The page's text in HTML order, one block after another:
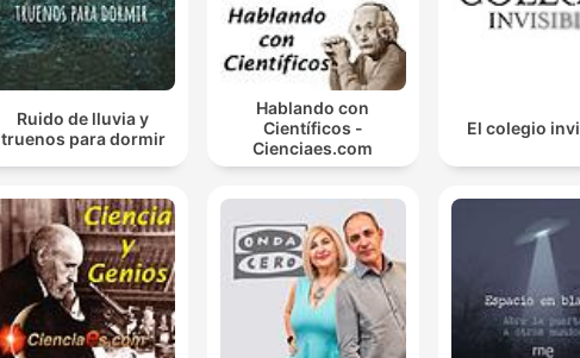
Ett ökat tryck av blodtrycket under lång tid mot
kärlvägen. Det befrämjar utveckling av
och åderförfettning i blodkärlsvägen.
00:12:05 · Förklaringen beskriver den patologiska processen
Då kommer vi in på det där att när man blir äldre,
kanske runt 60, ibland lite tidigare också, då följer
det övre och det nedre trycket varandra längre utan
stiger det övre det systoliska medan det nedre det
Ruido de lluvia y
truenos para dormir
Hablando con
Científicos -
Cienciaes.com
El colegio